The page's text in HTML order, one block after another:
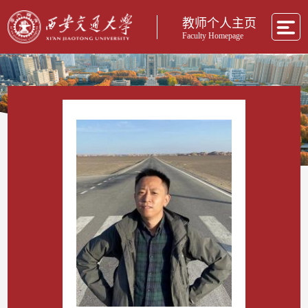
教师个人主页
Faculty Homepage